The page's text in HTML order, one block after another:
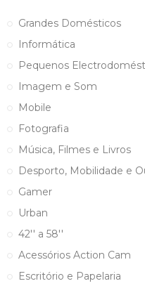
Grandes Domésticos
Informática
Pequenos
Imagem e Som
Mobile
Fotografia
Música, Filmes e Livros
Desporto, Mobilidade e
Gamer
Urban
42'' a 58''
Acessórios Action Cam
Escritório e Papelaria